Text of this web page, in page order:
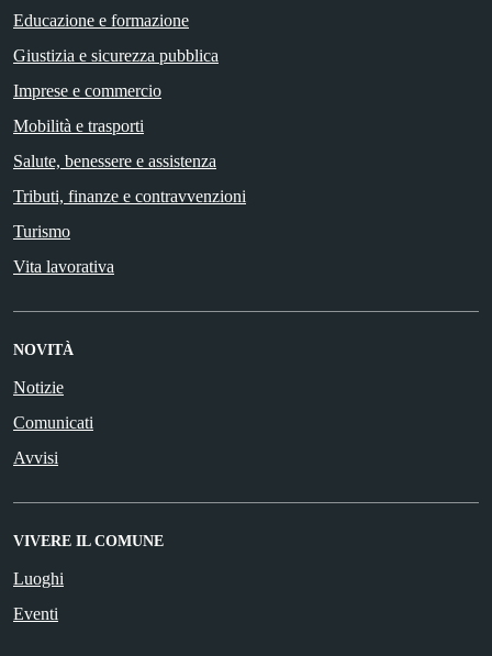
Educazione e formazione
Giustizia e sicurezza pubblica
Imprese e commercio
Mobilità e trasporti
Salute, benessere e assistenza
Tributi, finanze e contravvenzioni
Turismo
Vita lavorativa
NOVITÀ
Notizie
Comunicati
Avvisi
VIVERE IL COMUNE
Luoghi
Eventi